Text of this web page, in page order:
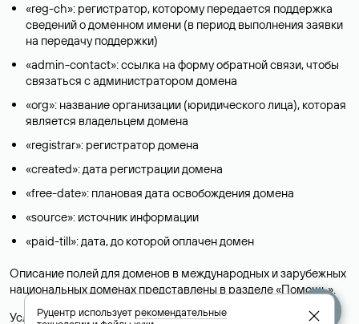
«reg-ch»: регистратор, которому передается поддержка
сведений о доменном имени (в период выполнения заявки
на передачу поддержки)
«admin-contact»: ссылка на форму обратной связи, чтобы
связаться с администратором домена
«org»: название организации (юридического лица), которая
является владельцем домена
«registrar»: регистратор домена
«created»: дата регистрации домена
«free-date»: плановая дата освобождения домена
«source»: источник информации
«paid-till»: дата, до которой оплачен домен
Описание полей для доменов в международных и зарубежных
национальных доменах представлены в разделе «Помощь».
Условия использования Whois-сервиса
Руцентр используетрекомендательные